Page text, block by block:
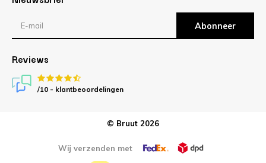
Abonneer
Reviews
/10 - klantbeoordelingen
© Bruut 2026
Wij verzenden met